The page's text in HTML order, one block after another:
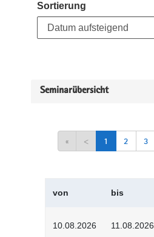
Sortierung
Seminarübersicht
« < 1 2 3
von bis
10.08.2026 11.08.2026